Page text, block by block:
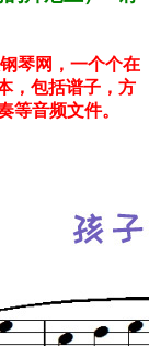
琴网，一个个在
，包括谱子，方
等音频文件。